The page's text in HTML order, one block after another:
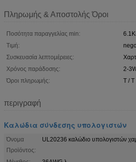
Πληρωμής & Αποστολής Όροι
Ποσότητα παραγγελίας min:
Τιμή:
Συσκευασία λεπτομέρειες:
Χρόνος παράδοσης:
2-
Όροι πληρωμής:
T / T
περιγραφή
Καλώδια σύνδεσης υπολογιστών
Όνομα
Προϊόντος:
UL20236 καλώδιο υπολογιστών